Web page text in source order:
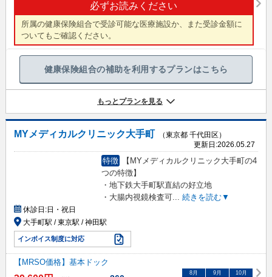
必ずお読みください
所属の健康保険組合で受診可能な医療施設か、また受診金額に
ついてもご確認ください。
健康保険組合の補助を利用するプランはこちら
もっとプランを見る
MYメディカルクリニック大手町
（東京都 千代田区）
更新日:2026.05.27
特徴
【MYメディカルクリニック大手町の4
つの特徴】
・地下鉄大手町駅直結の好立地
・大腸内視鏡検査可... 続きを読む▼
休診日:日・祝日
大手町駅 / 東京駅 / 神田駅
インボイス制度に対応
【MRSO価格】基本ドック
8月 9月 10月